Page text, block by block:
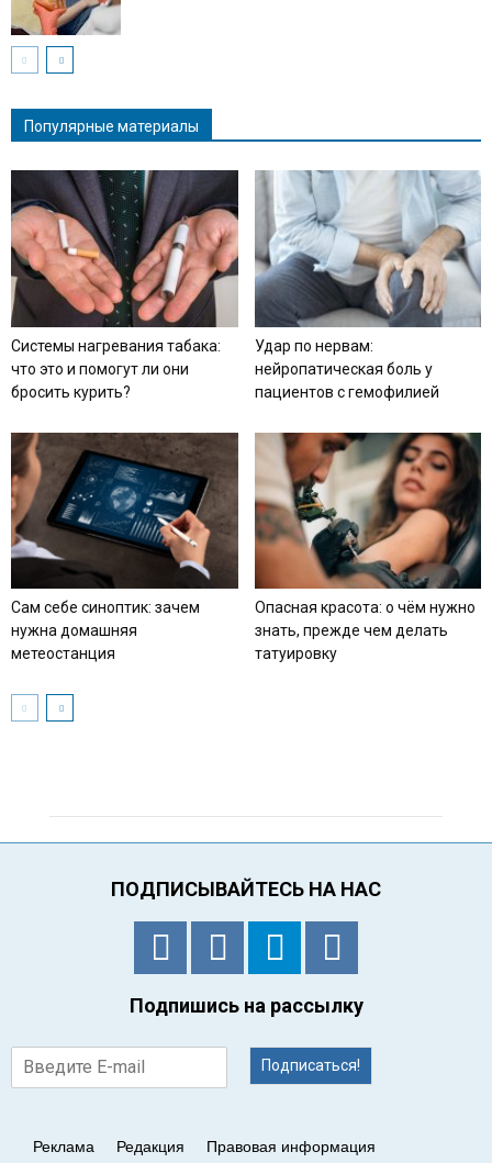
Популярные материалы
Системы нагревания табака:
что это и помогут ли они
бросить курить?
Удар по нервам:
нейропатическая боль у
пациентов с гемофилией
Сам себе синоптик: зачем
нужна домашняя
метеостанция
Опасная красота: о чём нужно
знать, прежде чем делать
татуировку
ПОДПИСЫВАЙТЕСЬ НА НАС
Подпишись на рассылку
Подписаться!
Реклама Редакция Правовая информация